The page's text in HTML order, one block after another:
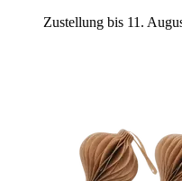
Zustellung bis 11.